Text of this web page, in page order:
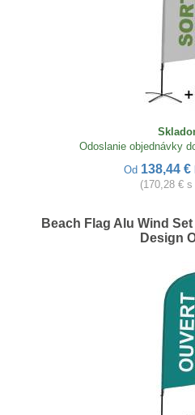
Odoslanie objednávky
Od 138,44 €
(170,28 € s
Beach Flag Alu Wind
Design